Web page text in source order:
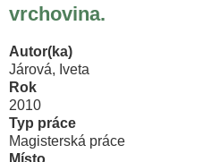
vrchovina.
Autor(ka)
Járová, Iveta
Rok
2010
Typ práce
Magisterská práce